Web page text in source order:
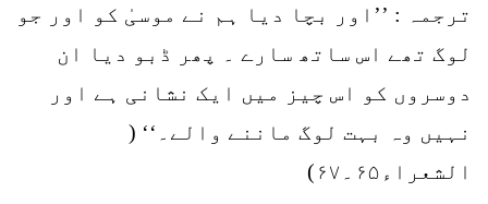
ترجمہ : ’’اور بچا دیا ہم نے موسیٰ کو اور جو
لوگ تھے اس ساتھ سارے ۔ پھر ڈبو دیا ان
دوسروں کو اس چیز میں ایک نشانی ہے اور
نہیں وہ بہت لوگ ماننے والے۔‘‘ (
الشعراء۶۵۔۶۷)